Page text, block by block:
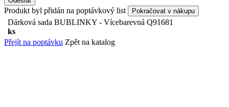
Produkt byl přidán na poptávkový list Pokračovat v nákupu
Dárková sada BUBLINKY - Vícebarevná Q91681
ks
Přejít na poptávku Zpět na katalog